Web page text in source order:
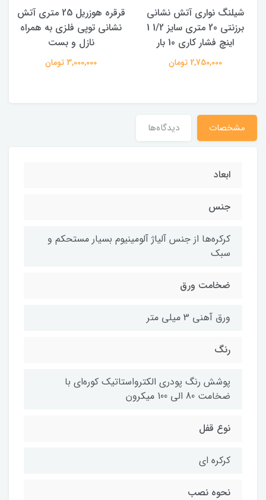
شیلنگ نواری آتش نشانی
برزنتی 20 متری سایز 1/2 1
اینچ فشار کاری 10 بار
2,750,000 تومان
قرقره هوزریل 25 متری آتش
نشانی توپی فلزی به همراه
نازل و بست
3,000,000 تومان
مشخصات دیدگاه‌ها
ابعاد
جنس
کرکره‌ها از جنس آلیاژ آلومینیوم بسیار مستحکم و
سبک
ضخامت ورق
ورق آهنی 3 میلی متر
رنگ
پوشش رنگ پودری الکترواستاتیک کوره‌ای با
ضخامت 80 الی 100 میکرون
نوع قفل
کرکره ای
نحوه نصب